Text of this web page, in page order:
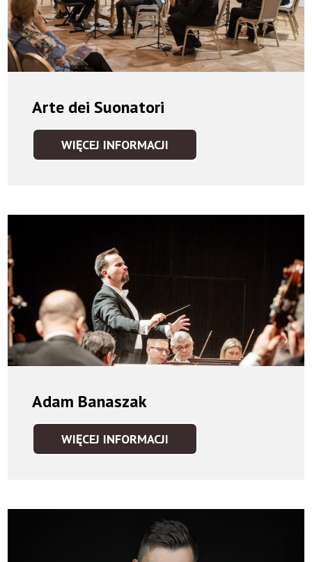
Arte dei Suonatori
WIĘCEJ INFORMACJI
ARTE
Adam Banaszak
WIĘCEJ INFORMACJI
ADAM